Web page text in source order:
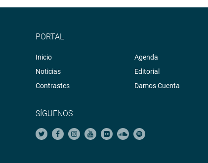
PORTAL
Inicio
Noticias
Contrastes
Agenda
Editorial
Damos Cuenta
SÍGUENOS